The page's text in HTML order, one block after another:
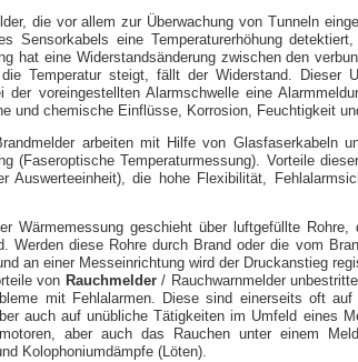
die vor allem zur Überwachung von Tunneln
Sensorkabels eine Temperaturerhöhung
hat eine Widerstandsänderung zwischen den
Temperatur steigt, fällt der Widerstand. Dieser
der voreingestellten Alarmschwelle eine
und chemische Einflüsse, Korrosion, Feuchtigkeit
arbeiten mit Hilfe von Glasfaserkabeln
(Faseroptische Temperaturmessung). Vorteile
Auswerteeinheit), die hohe Flexibilität,
Wärmemessung geschieht über luftgefüllte
Werden diese Rohre durch Brand oder die vom
an einer Messeinrichtung wird der Druckanstieg
von Rauchmelder/ Rauchwarnmelder
mit Fehlalarmen. Diese sind einerseits oft
auch auf unübliche Tätigkeiten im Umfeld eines
aber auch das Rauchen unter einem
Kolophoniumdämpfe (Löten).